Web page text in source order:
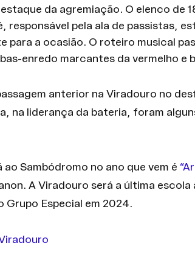
da agremiação. O elenco de
pela ala de passistas,
a ocasião. O roteiro musical
enredo marcantes da vermelho e
anterior na Viradouro no
na liderança da bateria, foram
Sambódromo no ano que vem é
A Viradouro será a última escola
Grupo Especial em 2024.